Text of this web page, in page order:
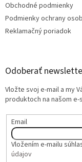
Obchodné podmienky
Podmienky ochrany
Reklamačný poriadok
Odoberať
Vložte svoj e-mail a my
produktoch na našom e-
Email
Vložením e-mailu
údajov